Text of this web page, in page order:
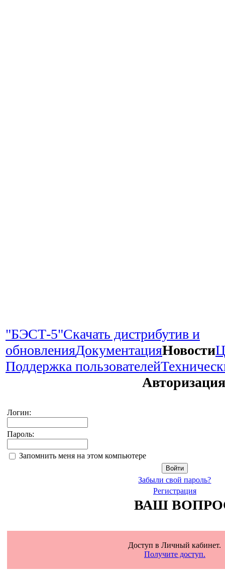
"БЭСТ-5"Скачать дистрибутив и
обновленияДокументацияНовости
Поддержка пользователей
Авторизация
Логин:
Пароль:
Запомнить меня на этом компьютере
Забыли свой пароль?
Регистрация
ВАШ
Доступ в Личный кабинет.
Получите доступ.